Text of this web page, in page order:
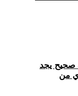
صحیح یجد
من